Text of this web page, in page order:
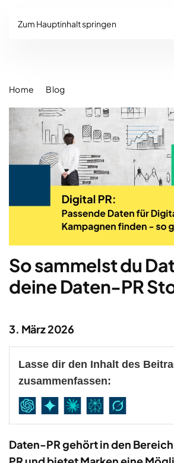
Zum Hauptinhalt springen
Home Blog
So sammelst du
deine Daten-PR
3. März 2026
Lasse dir den Inhalt des
zusammenfassen:
Daten-PR gehört in den